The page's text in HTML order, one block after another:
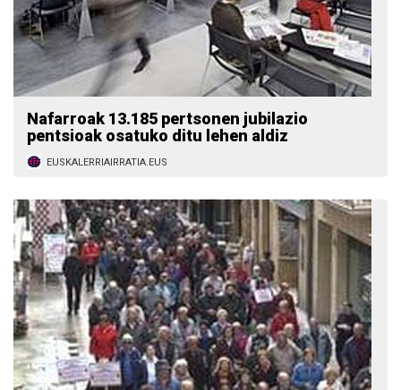
Nafarroak 13.185 pertsonen jubilazio
pentsioak osatuko ditu lehen aldiz
EUSKALERRIAIRRATIA.EUS